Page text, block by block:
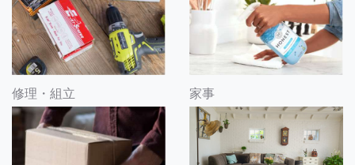
修理・組立 家事